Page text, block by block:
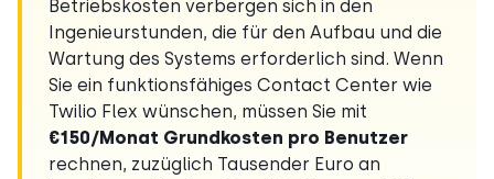
Betriebskosten verbergen sich in den
Ingenieurstunden, die für den Aufbau und die
Wartung des Systems erforderlich sind. Wenn
Sie ein funktionsfähiges Contact Center wie
Twilio Flex wünschen, müssen Sie mit
€150/Monat Grundkosten pro Benutzer
rechnen, zuzüglich Tausender Euro an